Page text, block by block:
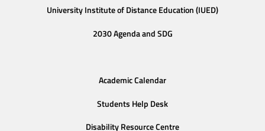
University Institute of Distance Education (IUED)
2030 Agenda and SDG
Academic Calendar
Students Help Desk
Disability Resource Centre